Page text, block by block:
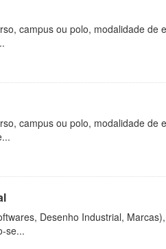
campus ou polo, modalidade de
campus ou polo, modalidade de
Desenho Industrial,
se...